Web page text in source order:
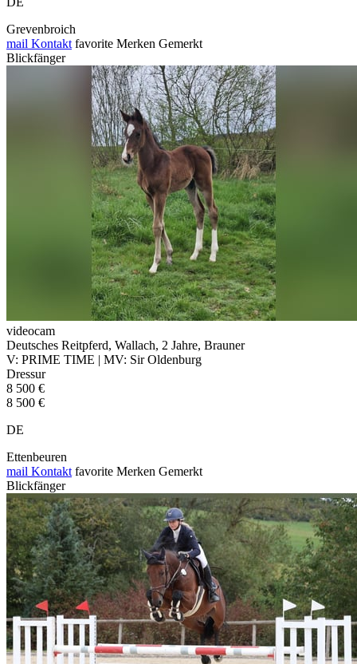
Grevenbroich
mail Kontakt favorite Merken Gemerkt
Blickfänger
videocam
Deutsches Reitpferd, Wallach, 2 Jahre, Brauner
V: PRIME TIME | MV: Sir Oldenburg
Dressur
8 500 €
8 500 €
DE
Ettenbeuren
mail Kontakt favorite Merken Gemerkt
Blickfänger